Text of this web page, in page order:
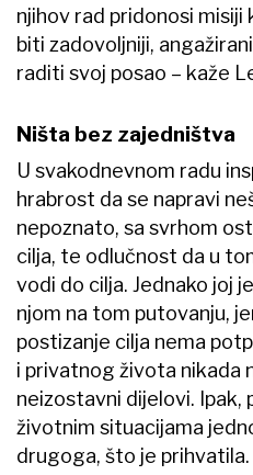
njihov rad pridonosi misiji
biti zadovoljniji,
raditi svoj posao – kaže
Ništa bez zajedništva
U svakodnevnom radu
hrabrost da se napravi
nepoznato, sa svrhom
cilja, te odlučnost da u
vodi do cilja. Jednako joj
njom na tom putovanju,
postizanje cilja nema
i privatnog života nikada
neizostavni dijelovi. Ipak,
životnim situacijama
drugoga, što je prihvatila.